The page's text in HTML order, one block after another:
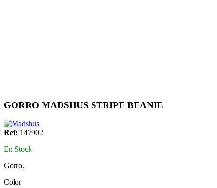
GORRO MADSHUS STRIPE BEANIE
Ref: 147902
En Stock
Gorro.
Color